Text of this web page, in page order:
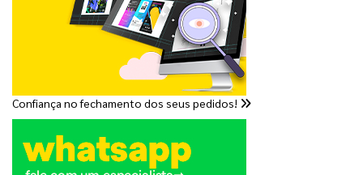
Confiança no fechamento dos seus pedidos!